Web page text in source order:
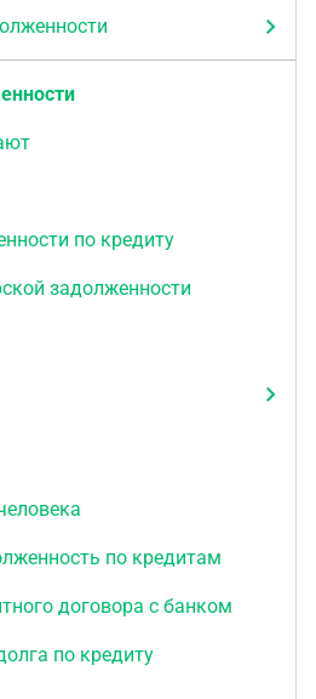
по кредиту
задолженности
по кредитам
договора с банком
по кредиту